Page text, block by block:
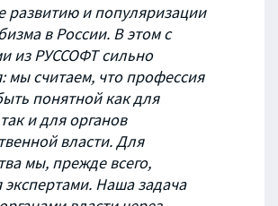
развитию и популяризации
в России. В этом с
из РУССОФТ сильно
мы считаем, что профессия
понятной как для
и для органов
власти. Для
мы, прежде всего,
экспертами. Наша задача